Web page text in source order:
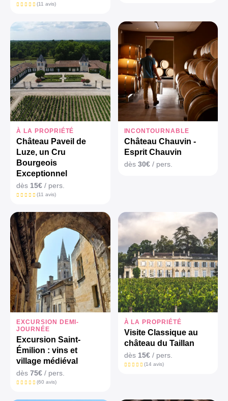
(11 avis)
À LA PROPRIÉTÉ
Château Paveil de
Luze, un Cru
Bourgeois
Exceptionnel
dès 15€ / pers.
(11 avis)
INCONTOURNABLE
Château Chauvin -
Esprit Chauvin
dès 30€/ pers.
EXCURSION DEMI-
JOURNÉE
Excursion Saint-
Émilion : vins et
village médiéval
dès 75€ / pers.
(60 avis)
À LA PROPRIÉTÉ
Visite Classique au
château du Taillan
dès 15€/ pers.
(14 avis)